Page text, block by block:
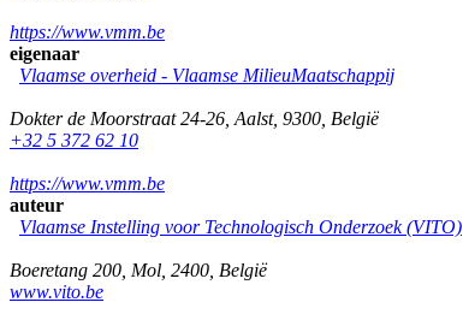
https://www.vmm.be
eigenaar
Vlaamse overheid - Vlaamse MilieuMaatschappij
Dokter de Moorstraat 24-26 Aalst, 9300 België
+32 5 372 62 10
https://www.vmm.be
auteur
Vlaamse Instelling voor Technologisch Onderzoek (VITO)
Boeretang 200 Mol 2400 België
www.vito.be